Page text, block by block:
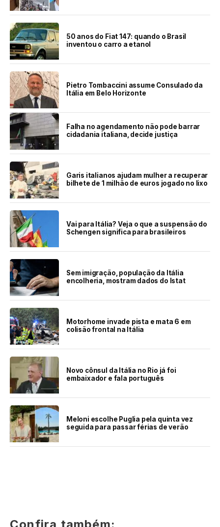
50 anos do Fiat 147: quando o Brasil
inventou o carro a etanol
Pietro Tombaccini assume Consulado da
Itália em Belo Horizonte
Falha no agendamento não pode barrar
cidadania italiana, decide justiça
Garis italianos ajudam mulher a recuperar
bilhete de 1 milhão de euros jogado no lixo
Vai para Itália? Veja o que a suspensão do
Schengen significa para brasileiros
Sem imigração, população da Itália
encolheria, mostram dados do Istat
Motorhome invade pista e mata 6 em
colisão frontal na Itália
Novo cônsul da Itália no Rio já foi
embaixador e fala português
Meloni escolhe Puglia pela quinta vez
seguida para passar férias de verão